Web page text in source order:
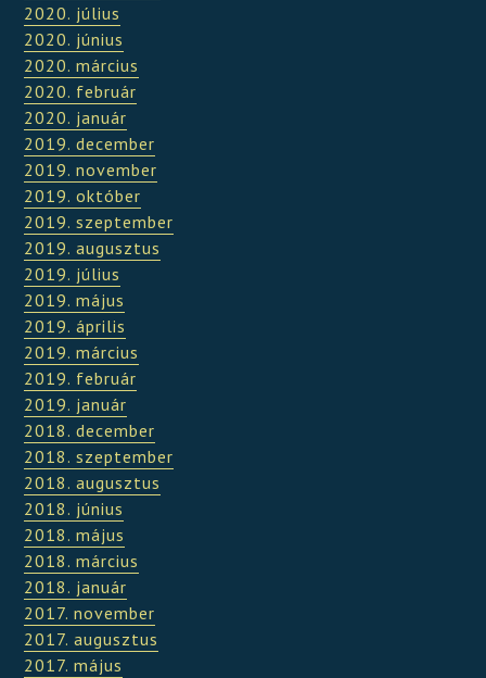
2020. július
2020. június
2020. március
2020. február
2020. január
2019. december
2019. november
2019. október
2019. szeptember
2019. augusztus
2019. július
2019. május
2019. április
2019. március
2019. február
2019. január
2018. december
2018. szeptember
2018. augusztus
2018. június
2018. május
2018. március
2018. január
2017. november
2017. augusztus
2017. május